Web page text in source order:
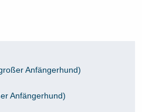
Anfängerhund)
Anfängerhund)